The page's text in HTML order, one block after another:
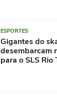
ESPORTES
Gigantes do
desembarcam
para o SLS Rio